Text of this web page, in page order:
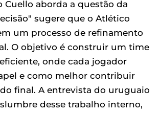
Cuello aborda a questão da
sugere que o Atlético
um processo de refinamento
O objetivo é construir um time
onde cada jogador
e como melhor contribuir
final. A entrevista do uruguaio
desse trabalho interno,